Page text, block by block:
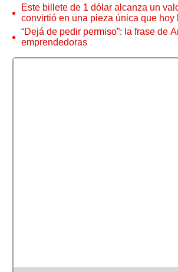
Este billete de 1 dólar alcanza un
convirtió en una pieza única que
“Dejá de pedir permiso”: la frase de
emprendedoras